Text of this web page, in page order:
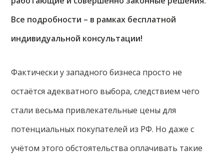
Все подробности – в рамках бесплатной
индивидуальной консультации!
Фактически у западного бизнеса просто не
остаётся адекватного выбора, следствием чего
стали весьма привлекательные цены для
потенциальных покупателей из РФ. Но даже с
учётом этого обстоятельства оплачивать такие